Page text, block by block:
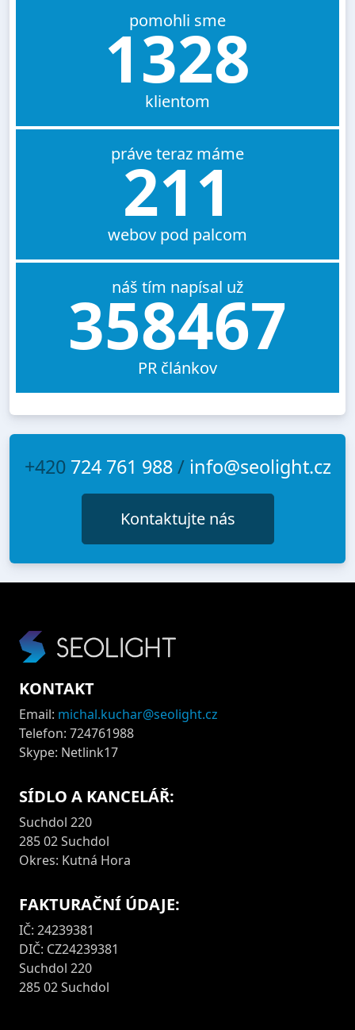
pomohli sme
1328
klientom
práve teraz máme
211
webov pod palcom
náš tím napísal už
358467
PR článkov
+420 724 761 988/ info@seolight.cz
Kontaktujte nás
KONTAKT
Email: michal.kuchar@seolight.cz
Telefon: 724761988
Skype: Netlink17
SÍDLO A KANCELÁŘ:
Suchdol 220
285 02 Suchdol
Okres: Kutná Hora
FAKTURAČNÍ ÚDAJE:
IČ: 24239381
DIČ: CZ24239381
Suchdol 220
285 02 Suchdol